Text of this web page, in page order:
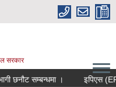
सरकार
छनौट सम्बन्धमा । इपिएस